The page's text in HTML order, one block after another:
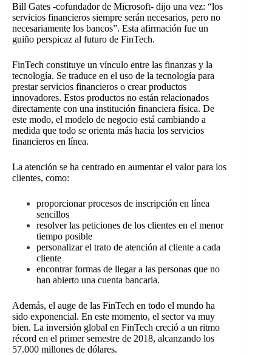
Bill Gates -cofundador de Microsoft- dijo una vez: “los
servicios financieros siempre serán necesarios, pero no
necesariamente los bancos”. Esta afirmación fue un
guiño perspicaz al futuro de FinTech.
FinTech constituye un vínculo entre las finanzas y la
tecnología. Se traduce en el uso de la tecnología para
prestar servicios financieros o crear productos
innovadores. Estos productos no están relacionados
directamente con una institución financiera física. De
este modo, el modelo de negocio está cambiando a
medida que todo se orienta más hacia los servicios
financieros en línea.
La atención se ha centrado en aumentar el valor para los
clientes, como:
proporcionar procesos de inscripción en línea
sencillos
resolver las peticiones de los clientes en el menor
tiempo posible
personalizar el trato de atención al cliente a cada
cliente
encontrar formas de llegar a las personas que no
han abierto una cuenta bancaria.
Además, el auge de las FinTech en todo el mundo ha
sido exponencial. En este momento, el sector va muy
bien. La inversión global en FinTech creció a un ritmo
récord en el primer semestre de 2018, alcanzando los
57.000 millones de dólares.